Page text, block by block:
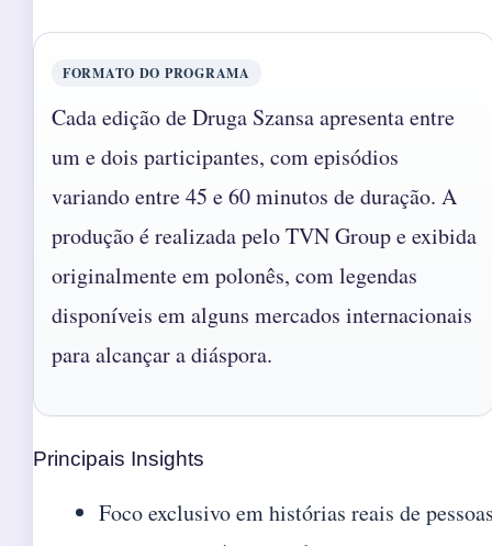
FORMATO DO PROGRAMA
Cada edição de Druga Szansa apresenta entre
um e dois participantes, com episódios
variando entre 45 e 60 minutos de duração. A
produção é realizada pelo TVN Group e exibida
originalmente em polonês, com legendas
disponíveis em alguns mercados internacionais
para alcançar a diáspora.
Principais Insights
Foco exclusivo em histórias reais de